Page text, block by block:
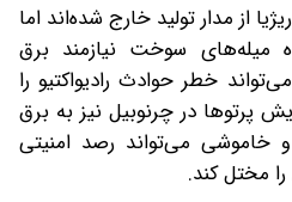
از مدار تولید خارج شده‌اند اما
میله‌های سوخت نیازمند برق
خطر حوادث رادیواکتیو را
پرتوها در چرنوبیل نیز به برق
خاموشی می‌تواند رصد امنیتی
مختل کند.